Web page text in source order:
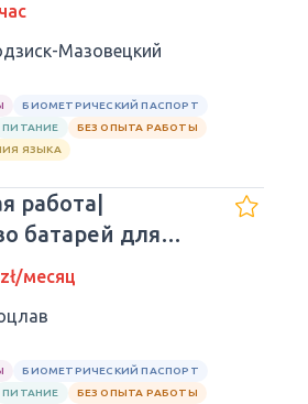
Мазовецкий
БИОМЕТРИЧЕСКИЙ ПАСПОРТ
ПИТАНИЕ
БЕЗ ОПЫТА РАБОТЫ
ЯЗЫКА
работа|
батарей для
месяц
БИОМЕТРИЧЕСКИЙ ПАСПОРТ
ПИТАНИЕ
БЕЗ ОПЫТА РАБОТЫ